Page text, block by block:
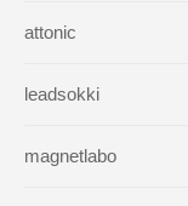
attonic
leadsokki
magnetlabo